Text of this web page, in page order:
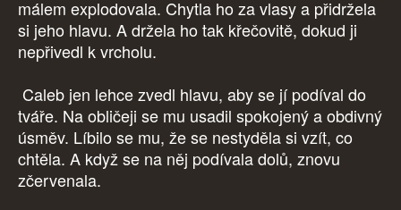
málem explodovala. Chytla ho za vlasy a přidržela
si jeho hlavu. A držela ho tak křečovitě, dokud ji
nepřivedl k vrcholu.
Caleb jen lehce zvedl hlavu, aby se jí podíval do
tváře. Na obličeji se mu usadil spokojený a obdivný
úsměv. Líbilo se mu, že se nestyděla si vzít, co
chtěla. A když se na něj podívala dolů, znovu
zčervenala.